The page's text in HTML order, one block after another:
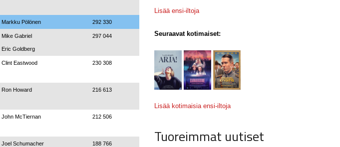
Markku Pölönen 292 330
Mike Gabriel
Eric Goldberg
297 044
Clint Eastwood 230 308
Ron Howard 216 613
John McTiernan 212 506
Joel Schumacher 188 766
Lisää ensi-iltoja
Seuraavat kotimaiset:
Lisää kotimaisia ensi-iltoja
Tuoreimmat uutiset